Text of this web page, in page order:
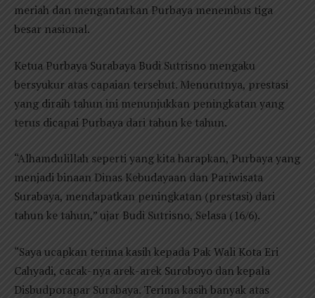
meriah dan mengantarkan Purbaya menembus tiga
besar nasional.
Ketua Purbaya Surabaya Budi Sutrisno mengaku
bersyukur atas capaian tersebut. Menurutnya, prestasi
yang diraih tahun ini menunjukkan peningkatan yang
terus dicapai Purbaya dari tahun ke tahun.
“Alhamdulillah seperti yang kita harapkan, Purbaya yang
menjadi binaan Dinas Kebudayaan dan Pariwisata
Surabaya, mendapatkan peningkatan (prestasi) dari
tahun ke tahun,” ujar Budi Sutrisno, Selasa (16/6).
“Saya ucapkan terima kasih kepada Pak Wali Kota Eri
Cahyadi, cacak-nya arek-arek Suroboyo dan kepala
Disbudporapar Surabaya. Terima kasih banyak atas